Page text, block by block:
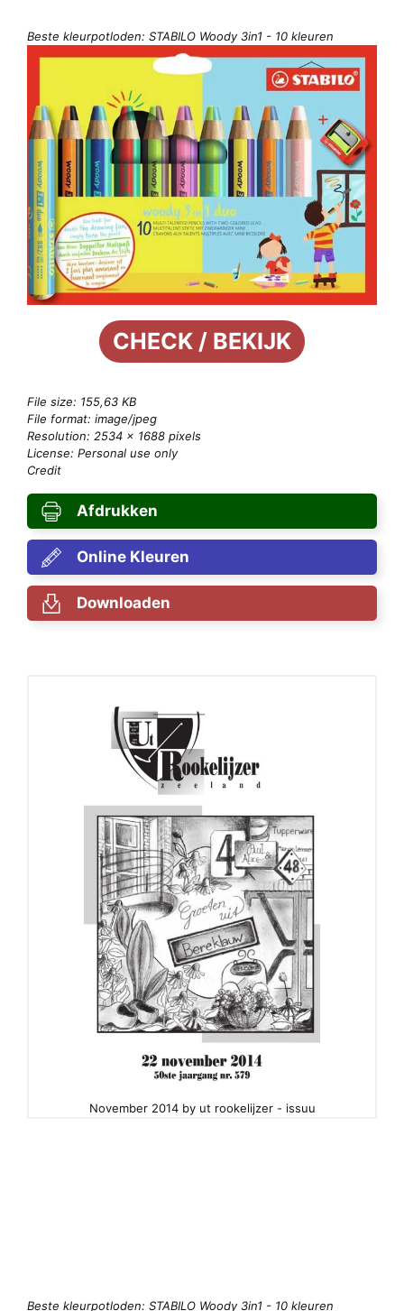
Beste kleurpotloden: STABILO Woody 3in1 - 10 kleuren
CHECK / BEKIJK
File size: 155,63 KB
File format: image/jpeg
Resolution: 2534 × 1688 pixels
License: Personal use only
Credit
Afdrukken
Online Kleuren
Downloaden
November 2014 by ut rookelijzer - issuu
Beste kleurpotloden: STABILO Woody 3in1 - 10 kleuren